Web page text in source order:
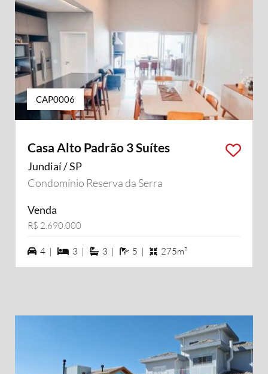
CAP0006
Casa Alto Padrão 3 Suítes
Jundiaí / SP
Condomínio Reserva da Serra
Venda
R$ 2.690.000
4 vagas na garagem
4 | 3 dormiórios
3 | 3 suítes
3 | 5 banheiros
5 | 275m²